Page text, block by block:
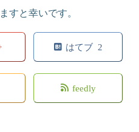
すと幸いです。
はてブ 2
feedly